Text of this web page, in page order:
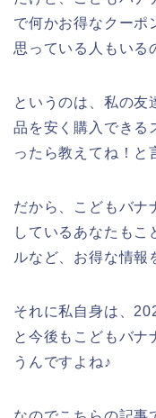
で何かお得なクーポ
思っている人もいる
というのは、私の友
品を安く購入できる
ったら教えてね！と
だから、こどもバナ
しているあなたもこ
ルなど、お得な情報
それに私自身は、
と今後もこどもバナ
うんですよね♪